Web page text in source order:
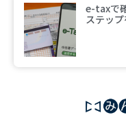
e-taxで
ステッ